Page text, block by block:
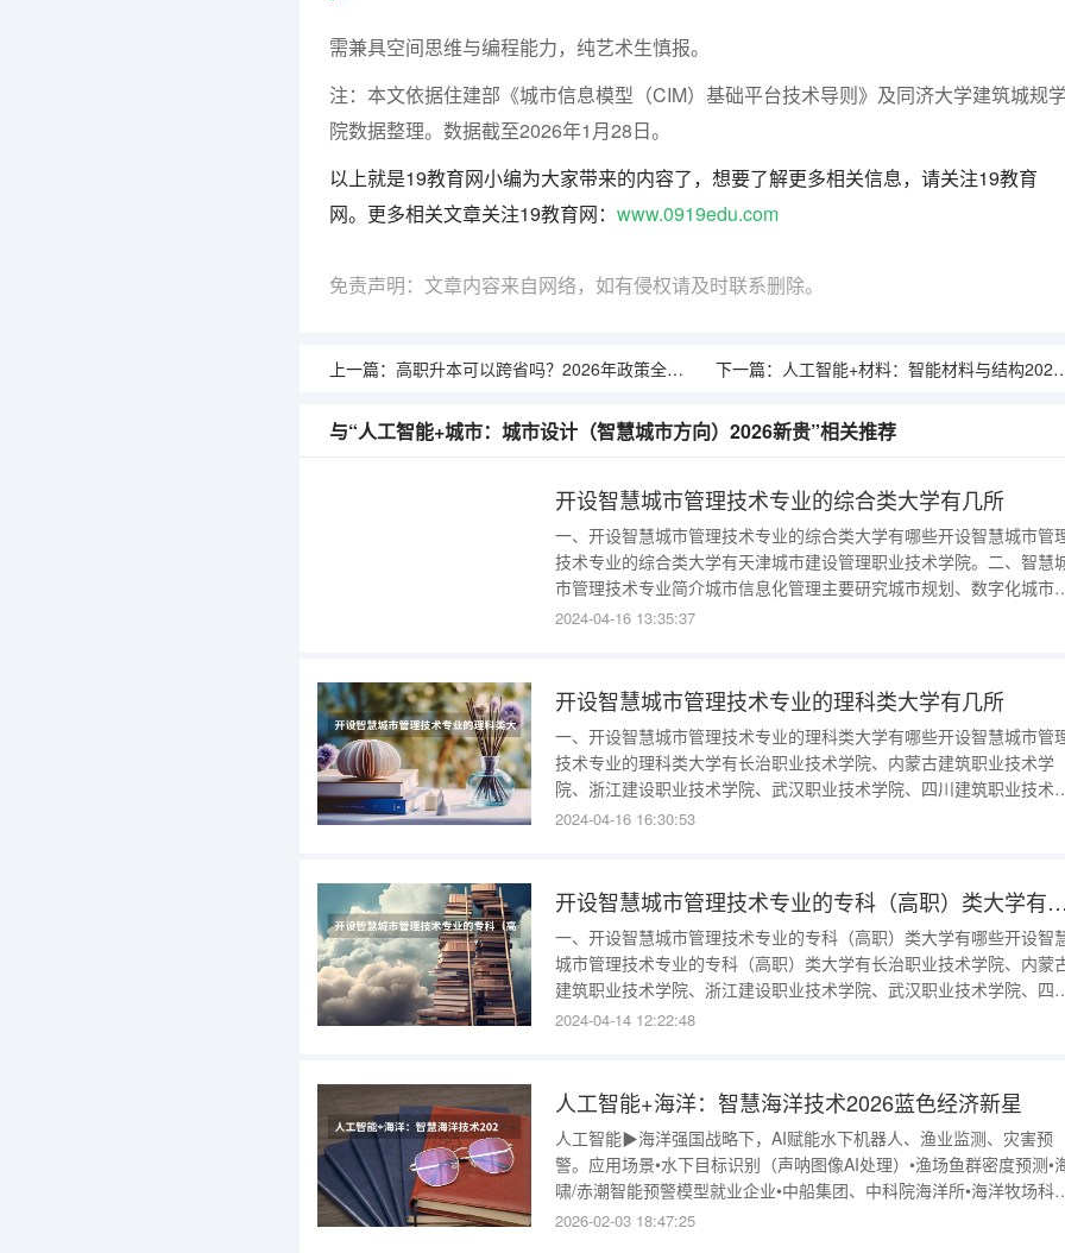
需兼具空间思维与编程能力，纯艺术生慎报。
注：本文依据住建部《城市信息模型（CIM）基础平台技术导则》及同济大学建筑城规
院数据整理。数据截至2026年1月28日。
以上就是19教育网小编为大家带来的内容了，想要了解更多相关信息，请关注19教育
网。更多相关文章关注19教育网： www.0919edu.com
免责声明：文章内容来自网络，如有侵权请及时联系删除。
上一篇： 高职升本可以跨省吗？2026年政策全面收紧 下一篇： 人工智能+材料：智能材料与结构2026年航天刚需
与“人工智能+城市：城市设计（智慧城市方向）2026新贵”相关推荐
开设智慧城市管理技术专业的综合类大学有几所
一、开设智慧城市管理技术专业的综合类大学有哪些开设智慧城市管
技术专业的综合类大学有天津城市建设管理职业技术学院。二、智慧
市管理技术专业简介城市信息化管理主要研究城市规划、数字化城市
设、虚拟现实技术、数字媒体技术等方面的基本知识和技能，在城市
铁、公交实现手机刷卡支付，
2024-04-16 13:35:37
开设智慧城市管理技术专业的理科类大学有几所
一、开设智慧城市管理技术专业的理科类大学有哪些开设智慧城市管
技术专业的理科类大学有长治职业技术学院、内蒙古建筑职业技术学
院、浙江建设职业技术学院、武汉职业技术学院、四川建筑职业技术
院、云南国土资源职业学院、云南交通职业技术学院、河南建筑职业
划、数字化城市建设、虚拟现实
2024-04-16 16:30:53
开设智慧城市管理技术专业的
一、开设智慧城市管理技术专业的专科（高职）类大学有哪些开设智
城市管理技术专业的专科（高职）类大学有长治职业技术学院、内蒙
建筑职业技术学院、浙江建设职业技术学院、武汉职业技术学院、四
建筑职业技术学院、云南国土资源职业学院、云南交通职业技术学院
院、天津城市建设管理职业技
2024-04-14 12:22:48
人工智能+海洋：智慧海洋技术2026蓝色经济新星
人工智能▶海洋强国战略下，AI赋能水下机器人、渔业监测、灾害预
警。应用场景•水下目标识别（声呐图像AI处理）•渔场鱼群密度预测•
啸/赤潮智能预警模型就业企业•中船集团、中科院海洋所•海洋牧场科
公司•起薪12k–18k，出海补贴高院校推荐•哈尔滨工程大学、中国海
2026-02-03 18:47:25